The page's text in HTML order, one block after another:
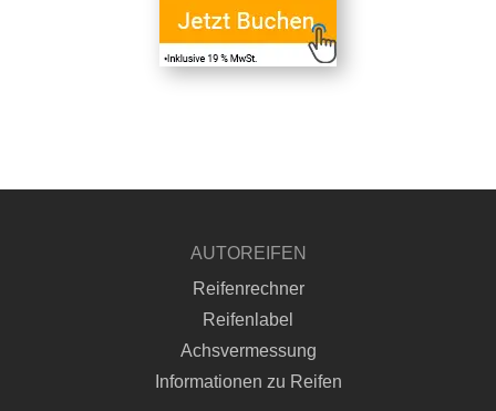
AUTOREIFEN
Reifenrechner
Reifenlabel
Achsvermessung
Informationen zu Reifen